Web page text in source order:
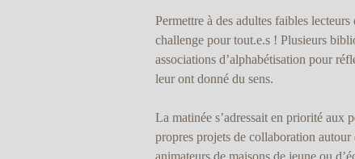
Permettre à des adultes faibles
challenge pour tout.e.s ! Plusieurs
associations d’alphabétisation pour
leur ont donné du sens.
La matinée s’adressait en priorité aux
propres projets de collaboration